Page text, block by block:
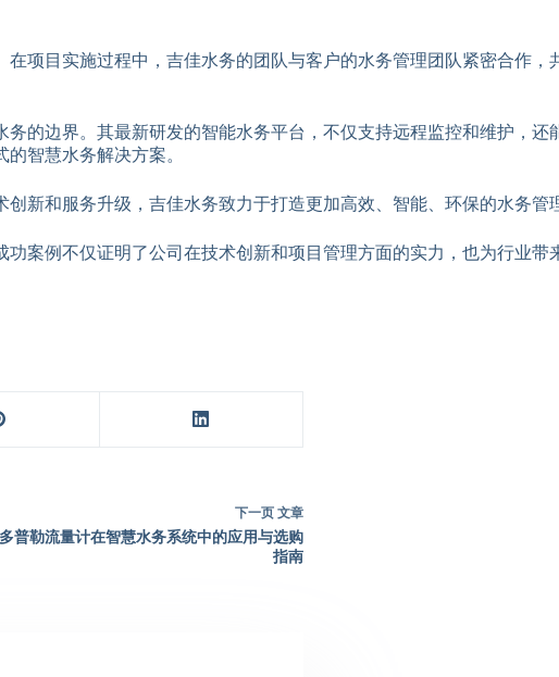
项目实施过程中，吉佳水务的团队与客户的水务管理团队紧密合作
的边界。其最新研发的智能水务平台，不仅支持远程监控和维护，
智慧水务解决方案。
新和服务升级，吉佳水务致力于打造更加高效、智能、环保的水务管
案例不仅证明了公司在技术创新和项目管理方面的实力，也为行业
下一页 文章
普勒流量计在智慧水务系统中的应用与选购
指南